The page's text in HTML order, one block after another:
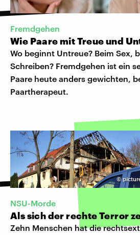
Fremdgehen
Wie Paare mit Treue und
Wo beginnt Untreue? Beim Sex,
Schreiben? Fremdgehen ist ein
Paare heute anders gewichten,
Paartherapeut.
©
NSU-Morde
Als sich der rechte Terror
Zehn Menschen hat die